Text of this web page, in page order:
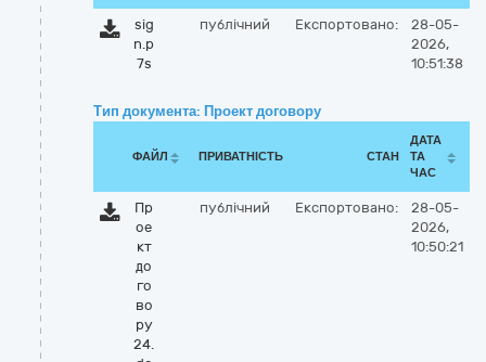
sig
n.p
7s
публічний Експортовано:
28-05-
2026,
10:51:38
Тип документа: Проект договору
ФАЙЛ ПРИВАТНІСТЬ СТАН
ДАТА
ТА
ЧАС
Пр
ое
кт
до
го
во
ру
24.
публічний Експортовано:
28-05-
2026,
10:50:21